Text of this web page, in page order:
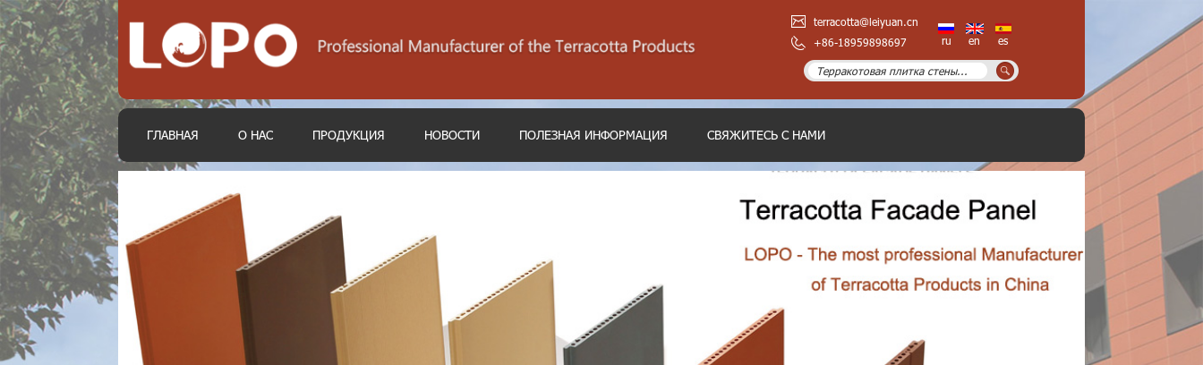
terracotta@leiyuan.cn
+86-18959898697
ru en es
ГЛАВНАЯ О НАС ПРОДУКЦИЯ НОВОСТИ ПОЛЕЗНАЯ ИНФОРМАЦИЯ СВЯЖИТЕСЬ С НАМИ